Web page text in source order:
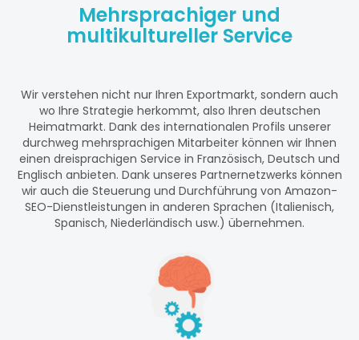
Mehrsprachiger und
multikultureller Service
Wir verstehen nicht nur Ihren Exportmarkt, sondern auch
wo Ihre Strategie herkommt, also Ihren deutschen
Heimatmarkt. Dank des internationalen Profils unserer
durchweg mehrsprachigen Mitarbeiter können wir Ihnen
einen dreisprachigen Service in Französisch, Deutsch und
Englisch anbieten. Dank unseres Partnernetzwerks können
wir auch die Steuerung und Durchführung von Amazon-
SEO-Dienstleistungen in anderen Sprachen (Italienisch,
Spanisch, Niederländisch usw.) übernehmen.